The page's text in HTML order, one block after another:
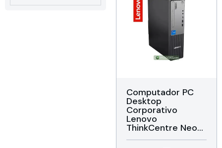
Computador PC
Desktop
Corporativo
Lenovo
ThinkCentre Neo
30s Gen 5 SFF